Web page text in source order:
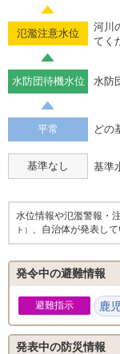
氾濫注意水位
河川
てく
水防団待機水位 水防
平常 どの
基準なし 基準
水位情報や氾濫警報・注
ト） 、自治体が発表し
発令中の避難情報
避難指示 鹿
発表中の防災情報